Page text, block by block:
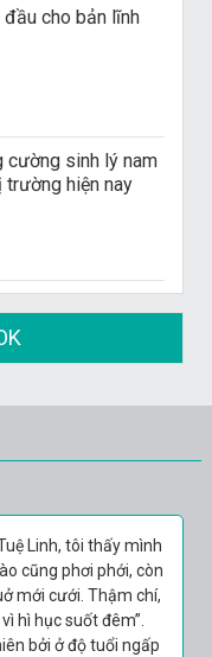
cho bản lĩnh
cường sinh lý nam
hiện nay
thử lại. Nói là thử
Lên đỉnh 3 lần,
lại cùng nhau…
ôm ngủ đến sáng